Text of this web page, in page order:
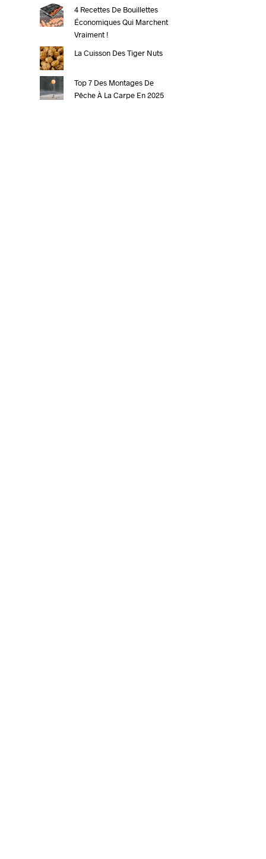
4 Recettes De Bouillettes
Économiques Qui Marchent
Vraiment !
La Cuisson Des Tiger Nuts
Top 7 Des Montages De
Pêche À La Carpe En 2025